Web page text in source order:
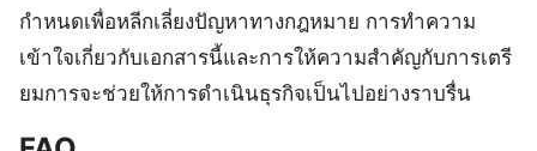
กำหนดเพื่อหลีกเลี่ยงปัญหาทางกฎหมาย การทำความ
เข้าใจเกี่ยวกับเอกสารนี้และการให้ความสำคัญกับการเตรี
ยมการจะช่วยให้การดำเนินธุรกิจเป็นไปอย่างราบรื่น